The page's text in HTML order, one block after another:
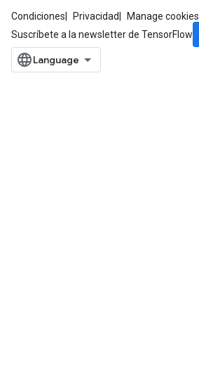
Condiciones Privacidad
Manage cookies
Suscríbete a la newsletter de TensorFlow